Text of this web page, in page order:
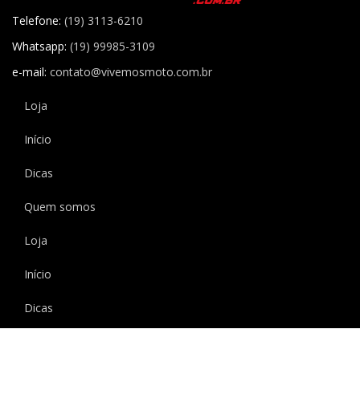
Telefone: (19) 3113-6210
Whatsapp: (19) 99985-3109
e-mail: contato@vivemosmoto.com.br
Loja
Início
Dicas
Quem somos
Loja
Início
Dicas